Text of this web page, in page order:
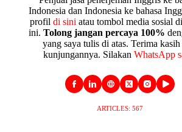
Indonesia dan Indonesia ke bahasa
profil di sini atau tombol media sosial
ini.Tolong jangan percaya 100%
yang saya tulis di atas. Terima kasih
kunjungannya. Silakan WhatsApp
ARTICLES: 567